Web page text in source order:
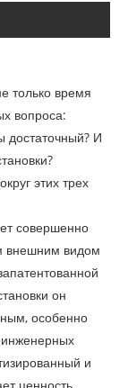
только время
вопроса:
достаточный? И
этих трех
совершенно
внешним видом
он
особенно
и
ценность.